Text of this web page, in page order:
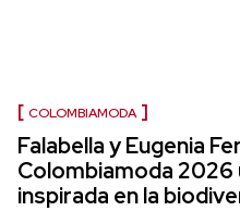
COLOMBIAMODA
Falabella y Eugenia
Colombiamoda 2026
inspirada en la